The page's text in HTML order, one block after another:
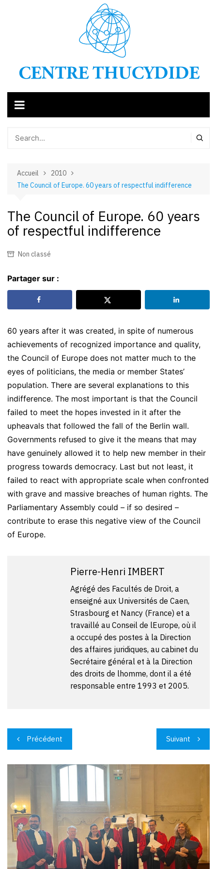
Accueil
2010
The Council of Europe. 60 years of respectful indifference
The Council of Europe. 60 years
of respectful indifference
Non classé
Partager sur :
60 years after it was created, in spite of numerous
achievements of recognized importance and quality,
the Council of Europe does not matter much to the
eyes of politicians, the media or member States’
population. There are several explanations to this
indifference. The most important is that the Council
failed to meet the hopes invested in it after the
upheavals that followed the fall of the Berlin wall.
Governments refused to give it the means that may
have genuinely allowed it to help new member in their
progress towards democracy. Last but not least, it
failed to react with appropriate scale when confronted
with grave and massive breaches of human rights. The
Parliamentary Assembly could – if so desired –
contribute to erase this negative view of the Council
of Europe.
Pierre-Henri IMBERT
Agrégé des Facultés de Droit, a
enseigné aux Universités de Caen,
Strasbourg et Nancy (France) et a
travaillé au Conseil de lEurope, où il
a occupé des postes à la Direction
des affaires juridiques, au cabinet du
Secrétaire général et à la Direction
des droits de lhomme, dont il a été
responsable entre 1993 et 2005.
Navigation
de
l’article
Précédent Suivant